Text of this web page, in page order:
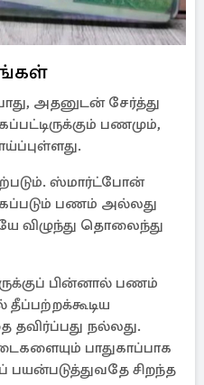
அதனுடன் சேர்த்து
பணமும்,
ஸ்மார்ட்போன்
பணம் அல்லது
விழுந்து தொலைந்து
பின்னால் பணம்
தீப்பற்றக்கூடிய
நல்லது.
பாதுகாப்பாக
சிறந்த